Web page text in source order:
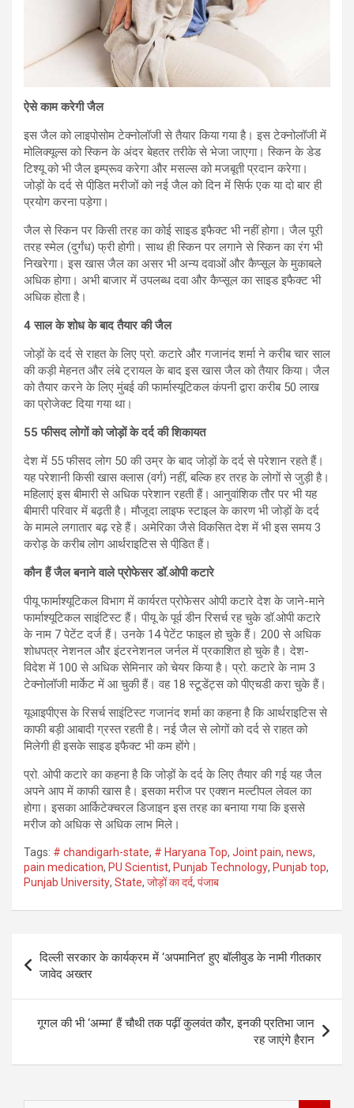
ऐसे काम करेगी जैल
इस जैल को लाइपोसोम टेक्नोलॉजी से तैयार किया गया है। इस टेक्नोलॉजी में
मोलिक्यूल्स को स्किन के अंदर बेहतर तरीके से भेजा जाएगा। स्किन के डेड
टिश्यू को भी जैल इम्प्रूव करेगा और मसल्स को मजबूती प्रदान करेगा।
जोड़ों के दर्द से पीडि़त मरीजों को नई जैल को दिन में सिर्फ एक या दो बार ही
प्रयोग करना पड़ेगा।
जैल से स्किन पर किसी तरह का कोई साइड इफैक्ट भी नहीं होगा। जैल पूरी
तरह स्मेल (दुर्गंध) फ्री होगी। साथ ही स्किन पर लगाने से स्किन का रंग भी
निखरेगा। इस खास जैल का असर भी अन्य दवाओं और कैप्सूल के मुकाबले
अधिक होगा। अभी बाजार में उपलब्ध दवा और कैप्सूल का साइड इफैक्ट भी
अधिक होता है।
4 साल के शोध के बाद तैयार की जैल
जोड़ों के दर्द से राहत के लिए प्रो. कटारे और गजानंद शर्मा ने करीब चार साल
की कड़ी मेहनत और लंबे ट्रायल के बाद इस खास जैल को तैयार किया। जैल
को तैयार करने के लिए मुंबई की फार्मास्यूटिकल कंपनी द्वारा करीब 50 लाख
का प्रोजेक्ट दिया गया था।
55 फीसद लोगों को जोड़ों के दर्द की शिकायत
देश में 55 फीसद लोग 50 की उम्र के बाद जोड़ों के दर्द से परेशान रहते हैं।
यह परेशानी किसी खास क्लास (वर्ग) नहीं, बल्कि हर तरह के लोगों से जुड़ी है।
महिलाएं इस बीमारी से अधिक परेशान रहती हैं। आनुवांशिक तौर पर भी यह
बीमारी परिवार में बढ़ती है। मौजूदा लाइफ स्टाइल के कारण भी जोड़ों के दर्द
के मामले लगातार बढ़ रहे हैं। अमेरिका जैसे विकसित देश में भी इस समय 3
करोड़ के करीब लोग आर्थराइटिस से पीडि़त हैं।
कौन हैं जैल बनाने वाले प्रोफेसर डॉ.ओपी कटारे
पीयू फार्माश्यूटिकल विभाग में कार्यरत प्रोफेसर ओपी कटारे देश के जाने-माने
फार्माश्यूटिकल साइंटिस्ट हैं। पीयू के पूर्व डीन रिसर्च रह चुके डॉ.ओपी कटारे
के नाम 7 पेटेंट दर्ज हैं। उनके 14 पेटेंट फाइल हो चुके हैं। 200 से अधिक
शोधपत्र नेशनल और इंटरनेशनल जर्नल में प्रकाशित हो चुके है। देश-
विदेश में 100 से अधिक सेमिनार को चेयर किया है। प्रो. कटारे के नाम 3
टेक्नोलॉजी मार्केट में आ चुकी हैं। वह 18 स्टूडेंट्स को पीएचडी करा चुके हैं।
यूआइपीएस के रिसर्च साइंटिस्ट गजानंद शर्मा का कहना है कि आर्थराइटिस से
काफी बड़ी आबादी ग्रस्त रहती है। नई जैल से लोगों को दर्द से राहत को
मिलेगी ही इसके साइड इफैक्ट भी कम होंगे।
प्रो. ओपी कटारे का कहना है कि जोड़ों के दर्द के लिए तैयार की गई यह जैल
अपने आप में काफी खास है। इसका मरीज पर एक्शन मल्टीपल लेवल का
होगा। इसका आर्किटेक्चरल डिजाइन इस तरह का बनाया गया कि इससे
मरीज को अधिक से अधिक लाभ मिले।
Tags: # chandigarh-state, # Haryana Top, Joint pain, news,
pain medication, PU Scientist, Punjab Technology, Punjab top,
Punjab University, State, जोड़ों का दर्द, पंजाब
Post
navigation
दिल्ली सरकार के कार्यक्रम में ‘अपमानित’ हुए बॉलीवुड के नामी गीतकार
जावेद अख्तर
गूगल की भी ‘अम्‍मा’ हैं चौथी तक पढ़ीं कुलवंत कौर, इनकी प्रतिभा जान
रह जाएंगे हैरान